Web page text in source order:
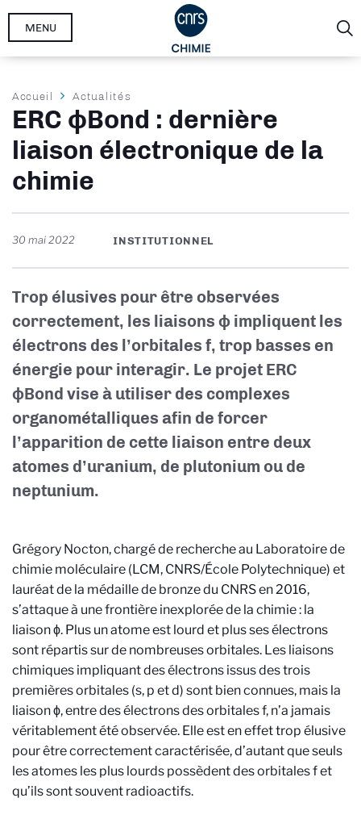
Aller
MENU
Fil
d'Ariane
Accueil Actualités
ERC ϕBond : dernière
liaison électronique de la
chimie
30 mai 2022 INSTITUTIONNEL
Trop élusives pour être observées
correctement, les liaisons ϕ impliquent les
électrons des l’orbitales f, trop basses en
énergie pour interagir. Le projet ERC
ϕBond vise à utiliser des complexes
organométalliques afin de forcer
l’apparition de cette liaison entre deux
atomes d’uranium, de plutonium ou de
neptunium.
Grégory Nocton, chargé de recherche au Laboratoire de
chimie moléculaire (LCM, CNRS/École Polytechnique) et
lauréat de la médaille de bronze du CNRS en 2016,
s’attaque à une frontière inexplorée de la chimie : la
liaison ϕ. Plus un atome est lourd et plus ses électrons
sont répartis sur de nombreuses orbitales. Les liaisons
chimiques impliquant des électrons issus des trois
premières orbitales (s, p et d) sont bien connues, mais la
liaison ϕ, entre des électrons des orbitales f, n’a jamais
véritablement été observée. Elle est en effet trop élusive
pour être correctement caractérisée, d’autant que seuls
les atomes les plus lourds possèdent des orbitales f et
qu’ils sont souvent radioactifs.